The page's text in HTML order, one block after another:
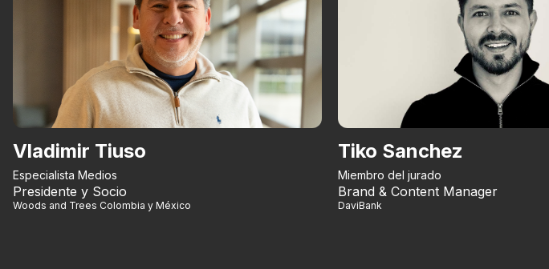
Vladimir Tiuso
Especialista Medios
Presidente y Socio
Woods and Trees Colombia y México
Tiko Sanchez
Miembro del jurado
Brand & Content Manager
DaviBank